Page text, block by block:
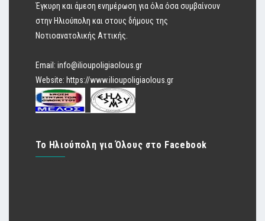
Έγκυρη και άμεση ενημέρωση για όλα όσα συμβαίνουν
στην Ηλιούπολη και στους δήμους της
Νοτιοανατολικής Αττικής.
Email: info@ilioupoligiaolous.gr
Website: https://www.ilioupoligiaolous.gr
Το Ηλιούπολη για Όλους στο Facebook